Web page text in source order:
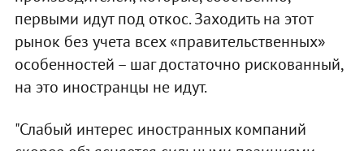
первыми идут под откос. Заходить на этот
рынок без учета всех «правительственных»
особенностей – шаг достаточно рискованный,
на это иностранцы не идут.
"Слабый интерес иностранных компаний